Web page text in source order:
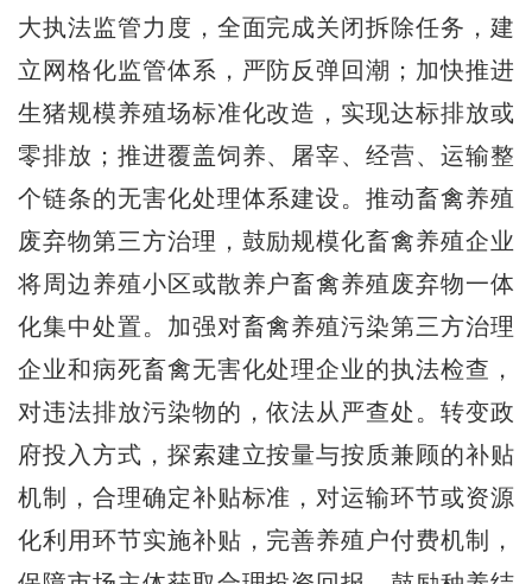
大执法监管力度，全面完成关闭拆除任务，建
立网格化监管体系，严防反弹回潮；加快推进
生猪规模养殖场标准化改造，实现达标排放或
零排放；推进覆盖饲养、屠宰、经营、运输整
个链条的无害化处理体系建设。推动畜禽养殖
废弃物第三方治理，鼓励规模化畜禽养殖企业
将周边养殖小区或散养户畜禽养殖废弃物一体
化集中处置。加强对畜禽养殖污染第三方治理
企业和病死畜禽无害化处理企业的执法检查，
对违法排放污染物的，依法从严查处。转变政
府投入方式，探索建立按量与按质兼顾的补贴
机制，合理确定补贴标准，对运输环节或资源
化利用环节实施补贴，完善养殖户付费机制，